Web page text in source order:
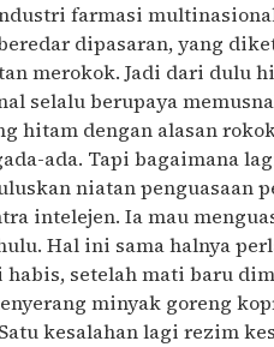
farmasi
dipasaran, yang
merokok. Jadi dari dulu
selalu berupaya
hitam dengan alasan
ada. Tapi bagaimana
niatan penguasaan
intelejen. Ia mau
Hal ini sama halnya
setelah mati baru
minyak goreng
kesalahan lagi rezim